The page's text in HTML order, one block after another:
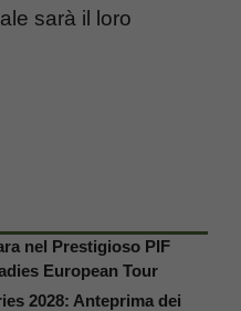
sarà il loro
nel Prestigioso PIF
European Tour
2028: Anteprima dei